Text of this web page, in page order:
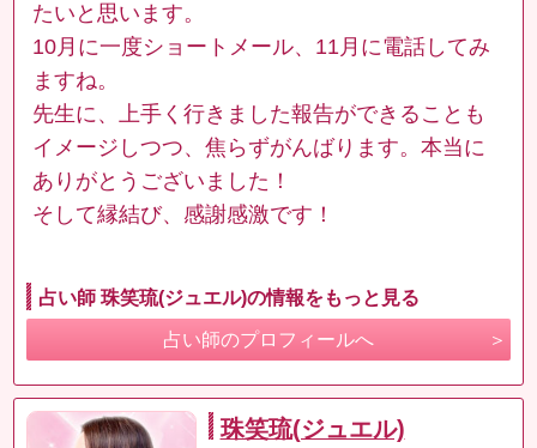
たいと思います。
10月に一度ショートメール、11月に電話してみ
ますね。
先生に、上手く行きました報告ができることも
イメージしつつ、焦らずがんばります。本当に
ありがとうございました！
そして縁結び、感謝感激です！
占い師 珠笑琉(ジュエル)の情報をもっと見る
占い師のプロフィールへ
珠笑琉(ジュエル)